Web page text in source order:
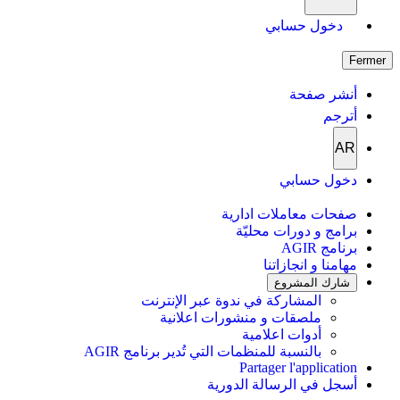
دخول حسابي
Fermer
أنشر صفحة
أترجم
AR
دخول حسابي
صفحات معاملات ادارية
برامج و دورات محليّة
برنامج AGIR
مهامنا و انجازاتنا
شارك المشروع
المشاركة في ندوة عبر الإنترنت
ملصقات و منشورات اعلانية
أدوات اعلامية
بالنسبة للمنظمات التي تُدير برنامج AGIR
Partager l'application
أسجل في الرسالة الدورية